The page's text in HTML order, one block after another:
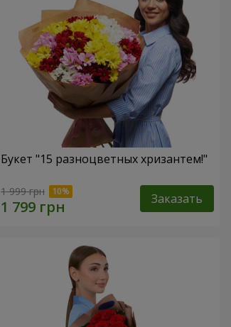
Букет "15 разноцветных хризантем!"
1 999 грн Заказать